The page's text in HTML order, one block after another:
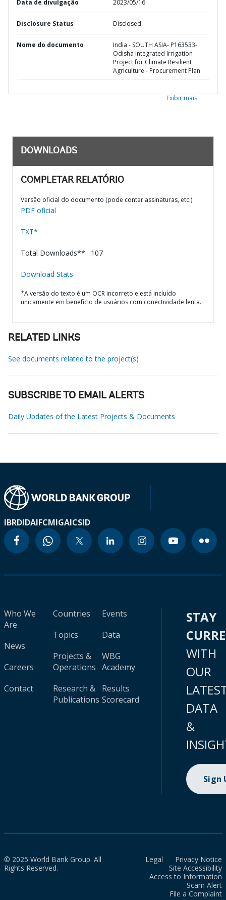
Data de divulgação 2023/05/16
Disclosure Status Disclosed
Nome do documento
India - SOUTH ASIA- P163533-
Odisha Integrated Irrigation
Project for Climate Resilient
Agriculture - Procurement Plan
Exibir mais
DOWNLOADS
COMPLETAR RELATÓRIO
Versão oficial do documento (pode conter assinaturas, etc.)
PDF oficial
TXT*
Total Downloads** : 107
Download Stats
*A versão do texto é um OCR incorreto e está incluído
unicamente em benefício de usuários com conectividade lenta.
RELATED LINKS
See documents related to the project(s)
SUBSCRIBE TO EMAIL ALERTS
Daily Updates of the Latest Projects & Documents
IBRDIDAIFCMIGAICSID
Who We
Are
News
Careers
Contact
Countries
Topics
Projects &
Operations
Research &
Publications
Events
Data
WBG
Academy
Results
Scorecard
STAY
WITH
OUR
DATA
&
Sign
© 2025 World Bank Group. All
Rights Reserved.
Legal
Privacy Notice
Site Accessibility
Access to Information
Scam Alert
File a Complaint